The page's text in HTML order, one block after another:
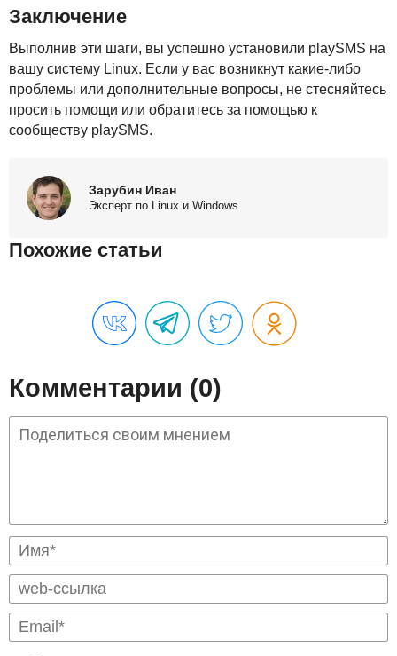
Заключение
Выполнив эти шаги, вы успешно установили playSMS на
вашу систему Linux. Если у вас возникнут какие-либо
проблемы или дополнительные вопросы, не стесняйтесь
просить помощи или обратитесь за помощью к
сообществу playSMS.
Зарубин Иван
Эксперт по Linux и Windows
Похожие статьи
Комментарии (0)